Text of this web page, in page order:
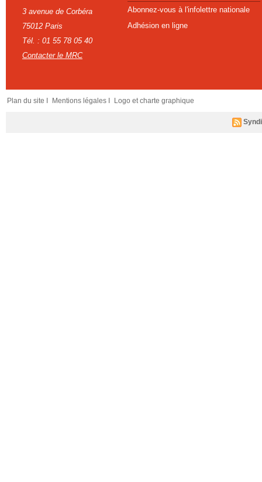
3 avenue de Corbéra
75012 Paris
Tél. : 01 55 78 05 40
Contacter le MRC
Abonnez-vous à l'infolettre nationale
Adhésion en ligne
Plan du site I Mentions légales I Logo et charte graphique